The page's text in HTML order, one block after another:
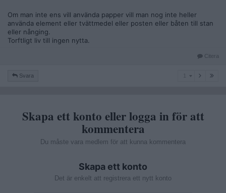
Om man inte ens vill använda papper vill man nog inte heller
använda element eller tvättmedel eller posten eller båten till stan
eller nånging.
Torftligt liv till ingen nytta.
Citera
Svara
Skapa ett konto eller logga in för att
kommentera
Du måste vara medlem för att kunna kommentera
Skapa ett konto
Det är enkelt att registrera ett nytt konto